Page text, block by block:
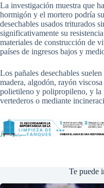
La investigación muestra que
hormigón y el mortero podría
desechables usados triturados
significativamente su
materiales de construcción de
países de ingresos bajos y
Los pañales desechables
madera, algodón, rayón
polietileno y polipropileno, y la
vertederos o mediante
Te puede